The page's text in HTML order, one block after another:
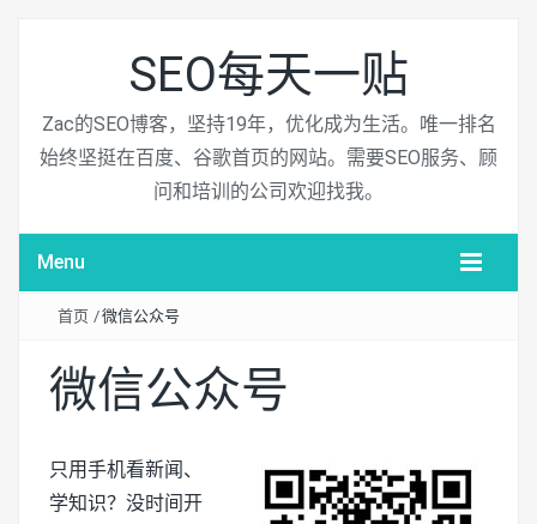
SEO每天一贴
Zac的SEO博客，坚持19年，优化成为生活。唯一排名
始终坚挺在百度、谷歌首页的网站。需要SEO服务、顾
问和培训的公司欢迎找我。
Menu
首页 /微信公众号
微信公众号
只用手机看新闻、
学知识？没时间开